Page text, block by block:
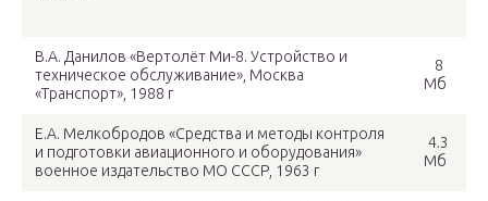
В.А. Данилов «Вертолёт Ми-8. Устройство и
техническое обслуживание», Москва
«Транспорт», 1988 г
8
Мб
Е.А. Мелкобродов «Средства и методы контроля
и подготовки авиационного и оборудования»
военное издательство МО СССР, 1963 г
4.3
Мб